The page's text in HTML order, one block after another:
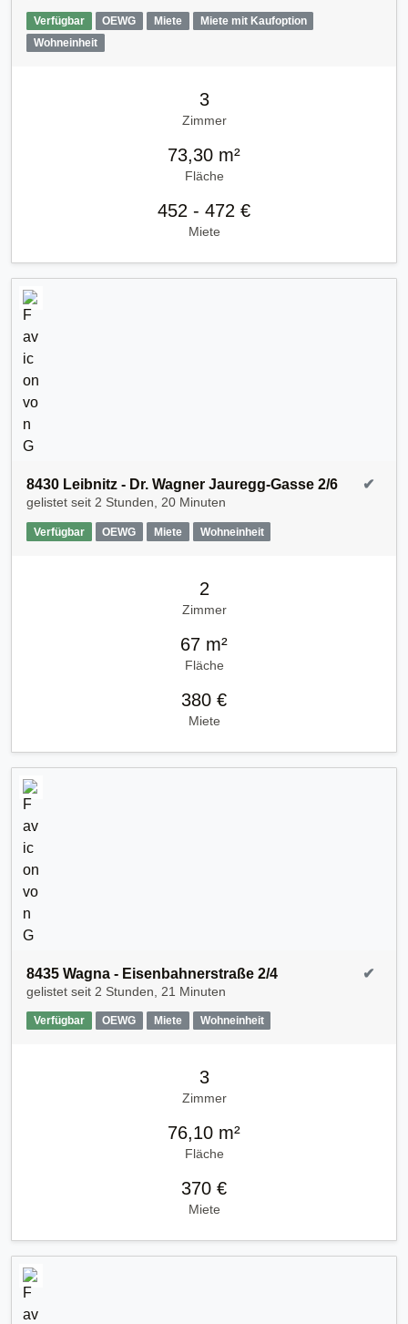
Verfügbar OEWG Miete
Miete mit Kaufoption
Wohneinheit
3
Zimmer
73,30 m²
Fläche
452 - 472 €
Miete
8430 Leibnitz - Dr. Wagner Jauregg-Gasse 2/6
gelistet seit 2 Stunden, 20 Minuten
Verfügbar OEWG Miete Wohneinheit
✔
2
Zimmer
67 m²
Fläche
380 €
Miete
8435 Wagna - Eisenbahnerstraße 2/4
gelistet seit 2 Stunden, 21 Minuten
Verfügbar OEWG Miete Wohneinheit
✔
3
Zimmer
76,10 m²
Fläche
370 €
Miete